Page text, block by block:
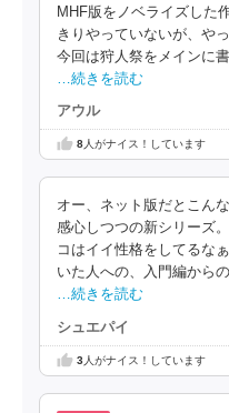
MHF版をノベライズした
きりやっていないが、や
今回は狩人祭をメインに
…続きを読む
アウル
8人がナイス！しています
オー、ネット版だとこん
感心しつつの新シリーズ
コはイイ性格をしてるな
いた人への、入門編から
…続きを読む
シュエパイ
3人がナイス！しています